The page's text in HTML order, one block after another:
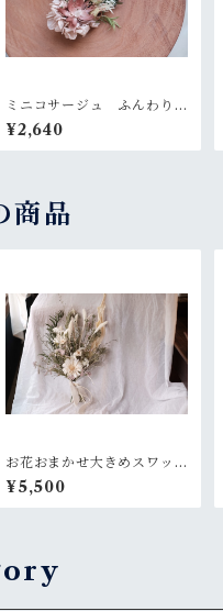
ミニコサージュ ふんわり
ピンク
¥2,640
商品
お花おまかせ大きめスワッ
グ 白×グリーン系
¥5,500